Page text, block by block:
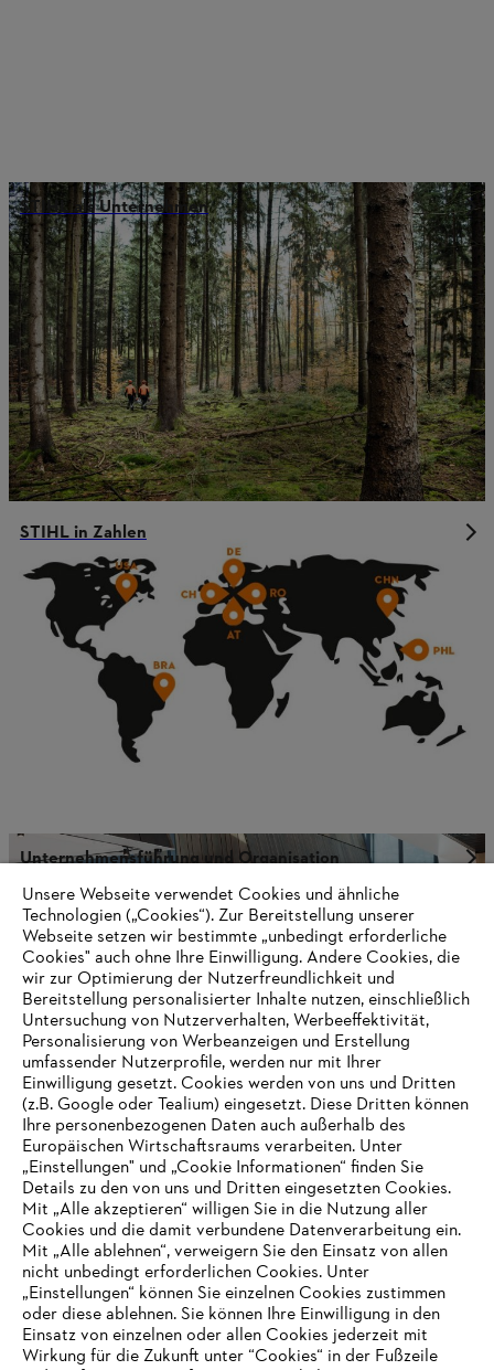
STIHL als Unternehmen
STIHL in Zahlen
Unternehmensführung und Organisation
Informationen für Lieferanten
Produkte
Kontakt
Karriere
Hinweisgebersystem
AUSZEICHNUNGEN
Unsere Webseite verwendet Cookies und ähnliche
Technologien („Cookies“). Zur Bereitstellung unserer
Webseite setzen wir bestimmte „unbedingt erforderliche
Cookies" auch ohne Ihre Einwilligung. Andere Cookies, die
wir zur Optimierung der Nutzerfreundlichkeit und
Bereitstellung personalisierter Inhalte nutzen, einschließlich
Untersuchung von Nutzerverhalten, Werbeeffektivität,
Personalisierung von Werbeanzeigen und Erstellung
umfassender Nutzerprofile, werden nur mit Ihrer
Einwilligung gesetzt. Cookies werden von uns und Dritten
(z.B. Google oder Tealium) eingesetzt. Diese Dritten können
Ihre personenbezogenen Daten auch außerhalb des
Europäischen Wirtschaftsraums verarbeiten. Unter
„Einstellungen" und „Cookie Informationen“ finden Sie
Details zu den von uns und Dritten eingesetzten Cookies.
Mit „Alle akzeptieren“ willigen Sie in die Nutzung aller
Cookies und die damit verbundene Datenverarbeitung ein.
Mit „Alle ablehnen“, verweigern Sie den Einsatz von allen
nicht unbedingt erforderlichen Cookies. Unter
„Einstellungen“ können Sie einzelnen Cookies zustimmen
oder diese ablehnen. Sie können Ihre Einwilligung in den
Einsatz von einzelnen oder allen Cookies jederzeit mit
Wirkung für die Zukunft unter “Cookies“ in der Fußzeile